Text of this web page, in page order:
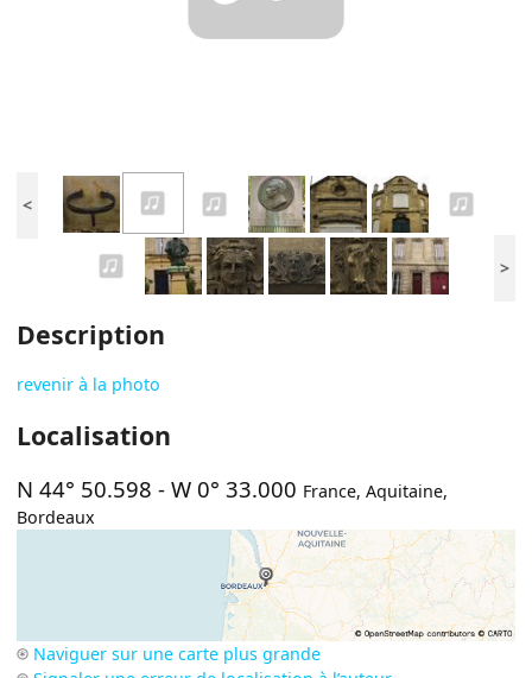
<
>
Description
revenir à la photo
Localisation
N 44° 50.598 -W 0° 33.000 France,Aquitaine,
Bordeaux
Naviguer sur une carte plus grande